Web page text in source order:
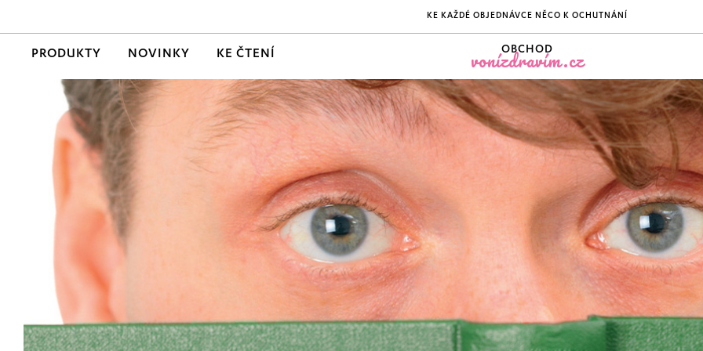
KE KAŽDÉ OBJEDNÁVCE NĚCO K OCHUTNÁNÍ
PRODUKTY NOVINKY KE ČTENÍ OBCHOD
vonízdravím.cz